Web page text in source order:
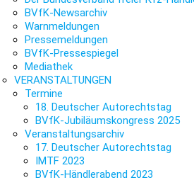
BVfK-Newsarchiv
Warnmeldungen
Pressemeldungen
BVfK-Pressespiegel
Mediathek
VERANSTALTUNGEN
Termine
18. Deutscher Autorechtstag
BVfK-Jubiläumskongress 2025
Veranstaltungsarchiv
17. Deutscher Autorechtstag
IMTF 2023
BVfK-Händlerabend 2023